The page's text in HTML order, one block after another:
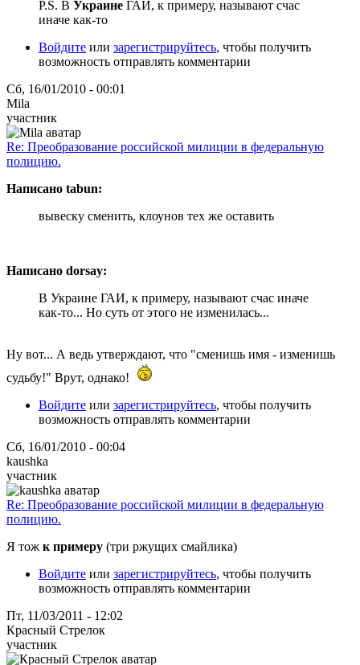
P.S. В Украине ГАИ, к примеру, называют счас
иначе как-то
Войдите или зарегистрируйтесь, чтобы получить
возможность отправлять комментарии
Сб, 16/01/2010 - 00:01
Mila
участник
Re: Преобразование российской милиции в федеральную
полицию.
Написано tabun:
вывеску сменить, клоунов тех же оставить
Написано dorsay:
В Украине ГАИ, к примеру, называют счас иначе
как-то... Но суть от этого не изменилась...
Ну вот... А ведь утверждают, что "сменишь имя - изменишь
судьбу!" Врут, однако!
Войдите или зарегистрируйтесь, чтобы получить
возможность отправлять комментарии
Сб, 16/01/2010 - 00:04
kaushka
участник
Re: Преобразование российской милиции в федеральную
полицию.
Я тож к примеру (три ржущих смайлика)
Войдите или зарегистрируйтесь, чтобы получить
возможность отправлять комментарии
Пт, 11/03/2011 - 12:02
Красный Стрелок
участник